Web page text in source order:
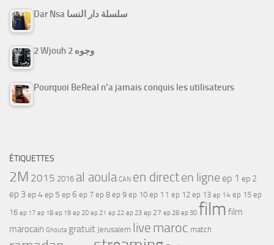
Dar Nsa سلسلة دار النسا
2 Wjouh 2 وجوه
Pourquoi BeReal n’a jamais conquis les utilisateurs
ÉTIQUETTES
2M 2015 2016 al aoula CAN en directen ligne ep 1 ep 2
ep 3ep 4ep 5 ep 6 ep 7 ep 8 ep 9 ep 10 ep 11 ep 12 ep 13 ep 14 ep 15 ep
16 ep 17 ep 18 ep 19 ep 20 ep 21 ep 22 ep 23 ep 27 ep 28 ep 30 film film
marocain Ghouta gratuit Jerusalem live maroc match